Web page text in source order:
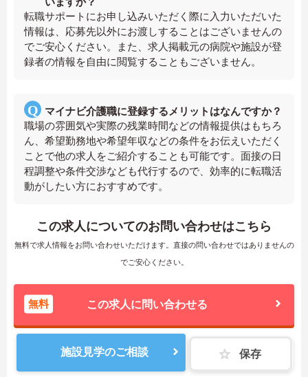
転職サポートにお申し込みいただく際に入力いただいた
情報は、応募先以外にお渡しすることはございませんの
でご安心ください。また、求人掲載元の病院や施設が登
録者の情報を自由に閲覧することもございません。
マイナビ介護職に登録するメリットはなんですか？
職場の雰囲気や実際の残業時間などの情報提供はもちろ
ん、希望勤務地や希望年収などの条件をお伝えいただく
ことで他の求人をご紹介することも可能です。面接の日
程調整や条件交渉なども代行するので、効率的に転職活
動がしたい方におすすめです。
この求人についてのお問い合わせはこちら
無料で求人情報をお問い合わせいただけます。直接の問い合わせではありませんの
でご安心ください。
無料 この求人に問い合わせる
施設見学のご相談 保存